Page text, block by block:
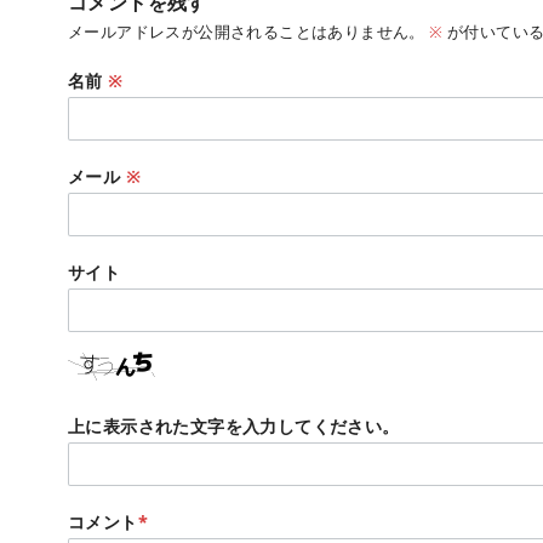
メールアドレスが公開されることはありません。 ※ が付いてい
名前※
メール ※
サイト
上に表示された文字を入力してください。
コメント*